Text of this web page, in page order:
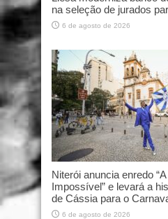
na seleção de jurados
6 de agosto de 2026
Niterói anuncia enredo
Impossível” e levará a
de Cássia para o
6 de agosto de 2026